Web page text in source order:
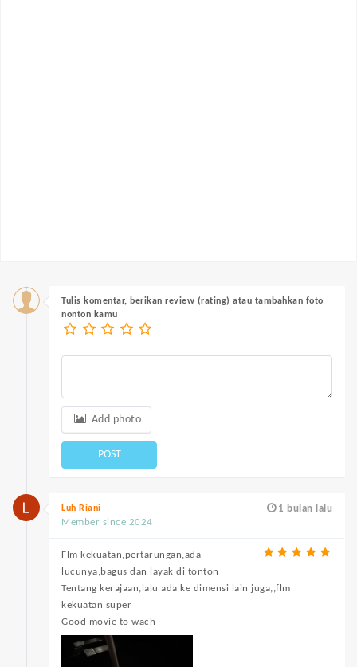
Tulis komentar, berikan review (rating) atau tambahkan foto
nonton kamu
Add photo
POST
1 bulan lalu
Luh Riani
Member since 2024
Flm kekuatan,pertarungan,ada
lucunya,bagus dan layak di tonton
Tentang kerajaan,lalu ada ke dimensi lain juga,,flm
kekuatan super
Good movie to wach